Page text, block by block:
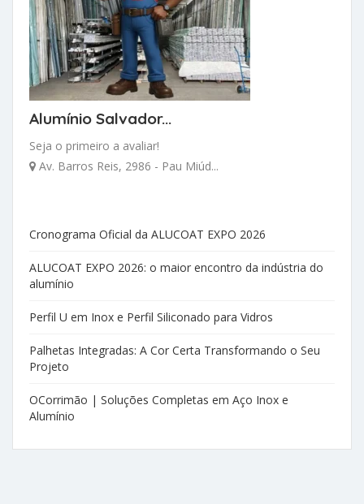
Alumínio Salvador...
Seja o primeiro a avaliar!
Av. Barros Reis, 2986 - Pau Miúd...
Cronograma Oficial da ALUCOAT EXPO 2026
ALUCOAT EXPO 2026: o maior encontro da indústria do
alumínio
Perfil U em Inox e Perfil Siliconado para Vidros
Palhetas Integradas: A Cor Certa Transformando o Seu
Projeto
OCorrimão | Soluções Completas em Aço Inox e
Alumínio